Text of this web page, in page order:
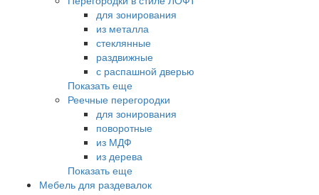
для зонирования
из металла
стеклянные
раздвижные
с распашной дверью
Показать еще
Реечные перегородки
для зонирования
поворотные
из МДФ
из дерева
Показать еще
Мебель для раздевалок